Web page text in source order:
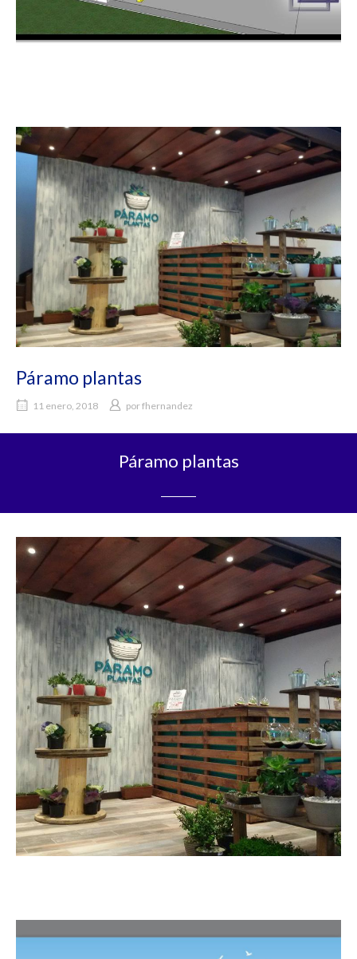
Páramo plantas
11 enero, 2018 porfhernandez
Páramo plantas